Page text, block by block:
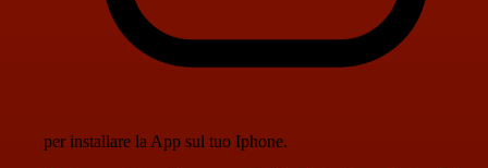
per installare la App sul tuo Iphone.